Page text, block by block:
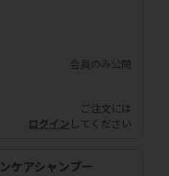
会員のみ公開
ご注文には
ログイン してください
ケアシャンプー